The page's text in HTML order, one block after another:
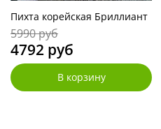
Пихта корейская Бриллиант
5990 руб
4792 руб
В корзину